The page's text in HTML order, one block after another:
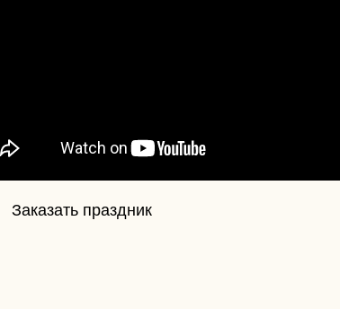
Заказать праздник